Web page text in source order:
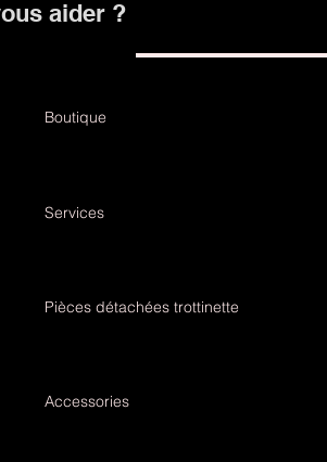
aider ?
Boutique
Services
Pièces détachées trottinette
Accessories